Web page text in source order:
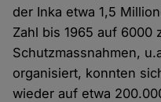
der Inka etwa 1,5
Zahl bis 1965 auf 6000
Schutzmassnahmen,
organisiert, konnten
wieder auf etwa